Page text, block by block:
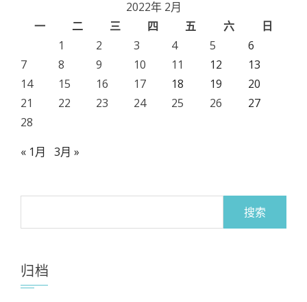
2022年 2月
一
二 三 四 五 六
日
1
2 3 4 5
6
7
8 9 10 11 12
13
14
15 16 17 18 19
20
21
22 23 24 25 26
27
28
« 1月
3月 »
归档